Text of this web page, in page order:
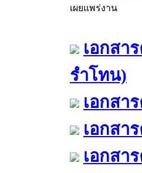
เผยแพร่งาน
เอกสา
รำโทน)
เอกสา
เอกสา
เอกสา